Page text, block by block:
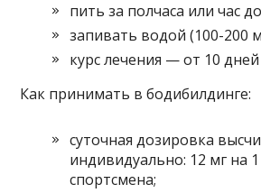
пить за полчаса или час
запивать водой (100-200
курс лечения — от 10
Как принимать в бодибилдинге:
суточная дозировка
индивидуально: 12 мг на 1
спортсмена;